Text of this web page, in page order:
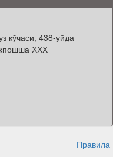
кўчаси, 438-уйда
ХХХ
Правила